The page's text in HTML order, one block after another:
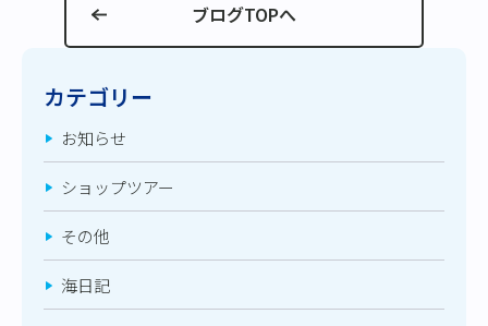
ブログTOPへ
カテゴリー
お知らせ
ショップツアー
その他
海日記